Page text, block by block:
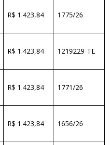
R$ 1.423,84 1775/26
R$ 1.423,84 1219229-TE
R$ 1.423,84 1771/26
R$ 1.423,84 1656/26